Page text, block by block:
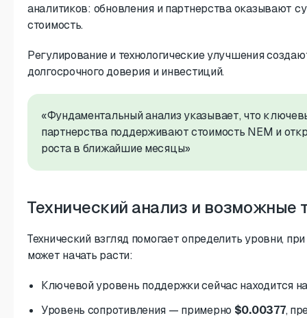
аналитиков: обновления и партнерства оказывают
стоимость.
Регулирование и технологические улучшения
долгосрочного доверия и инвестиций.
«Фундаментальный анализ указывает, что
партнерства поддерживают стоимость NEM и
роста в ближайшие месяцы»
Технический анализ и возможные
Технический взгляд помогает определить уровни,
может начать расти:
Ключевой уровень поддержки сейчас находится
Уровень сопротивления — примерно $0.00377,